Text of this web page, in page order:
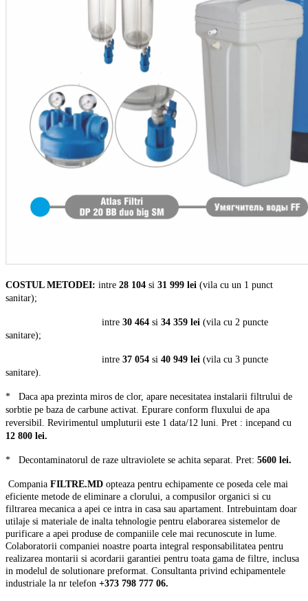
COSTUL METODEI: intre 28 104 si 31 999 lei (vila cu un 1 punct
sanitar);
intre 30 464 si 34 359 lei (vila cu 2 puncte
sanitare);
intre 37 054 si 40 949 lei (vila cu 3 puncte
sanitare).
*
Daca apa prezinta miros de clor, apare necesitatea instalarii filtrului de
sorbtie pe baza de carbune activat. Epurare conform fluxului de apa
reversibil. Revirimentul umpluturii este 1 data/12 luni. Pret : incepand cu
12 800 lei.
* Decontaminatorul de raze ultraviolete se achita separat. Pret: 5600 lei.
Compania FILTRE.MD opteaza pentru echipamente ce poseda cele mai
eficiente metode de eliminare a clorului, a compusilor organici si cu
filtrarea mecanica a apei ce intra in casa sau apartament. Intrebuintam doar
utilaje si materiale de inalta tehnologie pentru elaborarea sistemelor de
purificare a apei produse de companiile cele mai recunoscute in lume.
Colaboratorii companiei noastre poarta integral responsabilitatea pentru
realizarea montarii si acordarii garantiei pentru toata gama de filtre, inclusa
in modelul de solutionare preformat. Consultanta privind echipamentele
industriale la nr telefon +373 798 777 06.